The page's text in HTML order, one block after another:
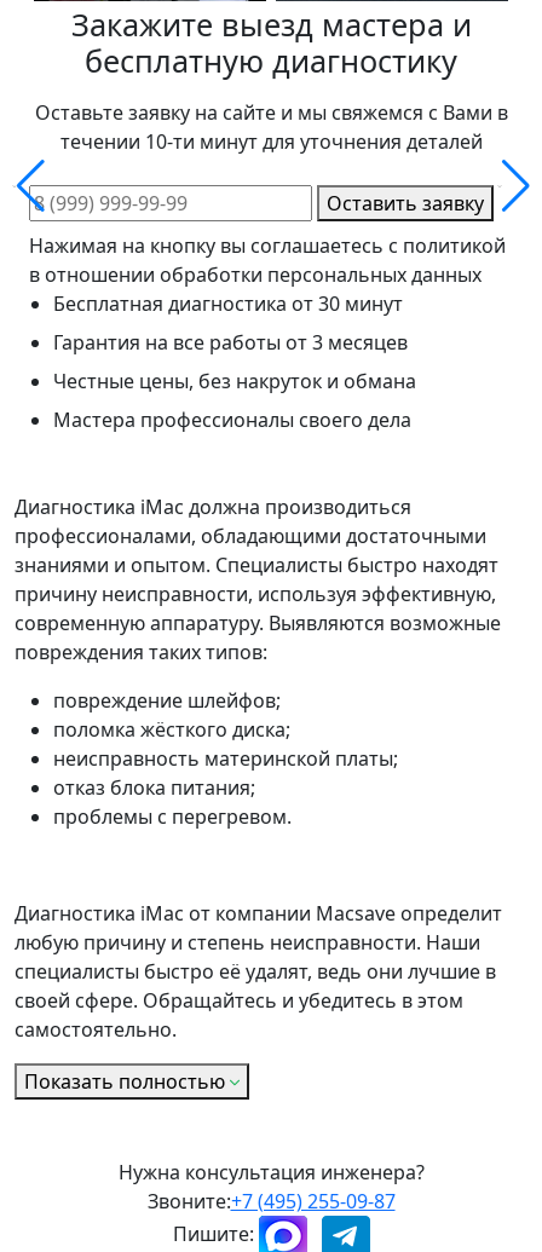
Закажите выезд мастера и
бесплатную диагностику
Оставьте заявку на сайте и мы свяжемся с Вами в
течении 10-ти минут для уточнения деталей
Оставить заявку
Нажимая на кнопку вы соглашаетесь с политикой
в отношении обработки персональных данных
Бесплатная диагностика от 30 минут
Гарантия на все работы от 3 месяцев
Честные цены, без накруток и обмана
Мастера профессионалы своего дела
Диагностика iMac должна производиться
профессионалами, обладающими достаточными
знаниями и опытом. Специалисты быстро находят
причину неисправности, используя эффективную,
современную аппаратуру. Выявляются возможные
повреждения таких типов:
повреждение шлейфов;
поломка жёсткого диска;
неисправность материнской платы;
отказ блока питания;
проблемы с перегревом.
Диагностика iMac от компании Macsave определит
любую причину и степень неисправности. Наши
специалисты быстро её удалят, ведь они лучшие в
своей сфере. Обращайтесь и убедитесь в этом
самостоятельно.
Показать полностью
Нужна консультация инженера?
Звоните:+7 (495) 255-09-87
Пишите: